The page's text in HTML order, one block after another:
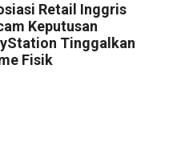
Retail Inggris
Keputusan
Tinggalkan
Fisik